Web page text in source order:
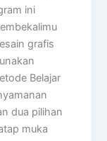
ini
grafis
Belajar
dua pilihan
muka